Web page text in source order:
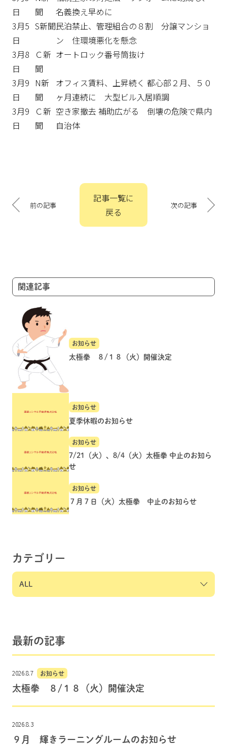
日
聞
名義換え早めに
3月5
日
S新聞民泊禁止、管理組合の８割 分譲マンショ
ン 住環境悪化を懸念
3月8
日
Ｃ新
聞
オートロック番号筒抜け
3月9
日
N新
聞
オフィス賃料、上昇続く 都心部２月、５０
ヶ月連続に 大型ビル入居順調
3月9
日
Ｃ新
聞
空き家撤去 補助広がる 倒壊の危険で県内
自治体
稿
ナ
ョ
ン
前の記事
記事一覧に
戻る
次の記事
関連記事
お知らせ
太極拳 ８/１８（火）開催決定
お知らせ
夏季休暇のお知らせ
お知らせ
7/21（火）、8/4（火）太極拳 中止のお知ら
せ
お知らせ
７月７日（火）太極拳 中止のお知らせ
カテゴリー
最新の記事
2026.8.7 お知らせ
太極拳 ８/１８（火）開催決定
2026.8.3
９月 輝きラーニングルームのお知らせ